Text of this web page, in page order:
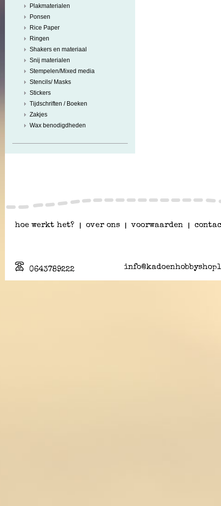
Plakmaterialen
Ponsen
Rice Paper
Ringen
Shakers en materiaal
Snij materialen
Stempelen/Mixed media
Stencils/ Masks
Stickers
Tijdschriften / Boeken
Zakjes
Wax benodigdheden
hoe werkt het? over ons voorwaarden
0643789222